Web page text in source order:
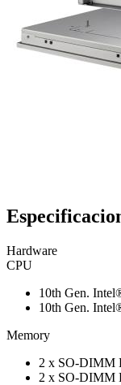
Hardware
CPU
10th Gen.
10th Gen.
Memory
2 x SO-DIMM
2 x SO-DIMM